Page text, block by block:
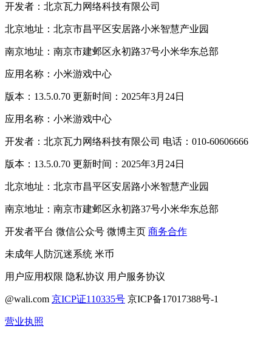
开发者：北京瓦力网络科技有限公司
北京地址：北京市昌平区安居路小米智慧产业园
南京地址：南京市建邺区永初路37号小米华东总部
应用名称：小米游戏中心
版本：13.5.0.70 更新时间：2025年3月24日
应用名称：小米游戏中心
开发者：北京瓦力网络科技有限公司 电话：010-60606666
版本：13.5.0.70 更新时间：2025年3月24日
北京地址：北京市昌平区安居路小米智慧产业园
南京地址：南京市建邺区永初路37号小米华东总部
开发者平台 微信公众号 微博主页 商务合作
未成年人防沉迷系统 米币
用户应用权限 隐私协议 用户服务协议
@wali.com 京ICP证110335号 京ICP备17017388号-1
营业执照